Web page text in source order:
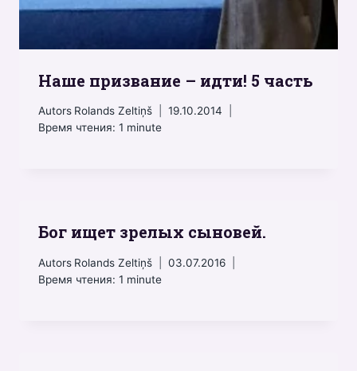
Наше призвание – идти! 5 часть
Autors Rolands Zeltiņš
19.10.2014
Время чтения: 1 minute
Бог ищет зрелых сыновей.
Autors Rolands Zeltiņš
03.07.2016
Время чтения: 1 minute